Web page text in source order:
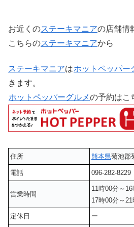
お近くのステーキマニアの店舗情
こちらのステーキマニアから
ステーキマニアはホットペッパー
きます。
ホットペッパーグルメの予約はこ
住所 熊本県菊池郡
電話 096-282-8229
営業時間
11時00分～16
17時00分～21
定休日 ー